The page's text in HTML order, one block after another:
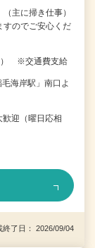
主に掃き仕事）
すのでご安心くだ
） ※交通費支給
海岸駅」南口よ
迎（曜日応相
了日： 2026/09/04